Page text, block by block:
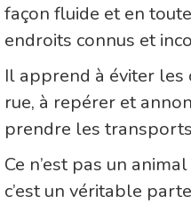
façon fluide et en
endroits connus et
Il apprend à éviter
rue, à repérer et
prendre les
Ce n’est pas un
c’est un véritable